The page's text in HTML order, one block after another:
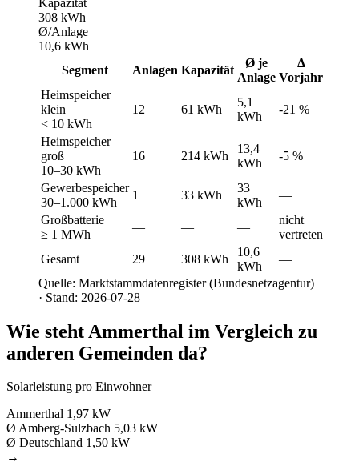
308 kWh
Ø/Anlage
10,6 kWh
Segment
Anlagen Kapazität
Ø je
Anlage
Δ
Vorjahr
Heimspeicher
klein
< 10 kWh
12 61 kWh
5,1
kWh
-21 %
Heimspeicher
groß
10–30 kWh
16 214 kWh
13,4
kWh
-5 %
Gewerbespeicher
30–1.000 kWh
1 33 kWh
33
kWh
—
Großbatterie
≥ 1 MWh
— — —
nicht
vertreten
Gesamt
29 308 kWh
10,6
kWh
—
Quelle: Marktstammdatenregister (Bundesnetzagentur)
· Stand: 2026-07-28
Wie steht Ammerthal im Vergleich zu
anderen Gemeinden da?
Solarleistung pro Einwohner
Ammerthal 1,97 kW
Ø Amberg-Sulzbach 5,03 kW
Ø Deutschland 1,50 kW
→